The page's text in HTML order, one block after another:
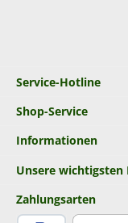
Service-Hotline
Shop-Service
Informationen
Unsere wichtigsten
Zahlungsarten